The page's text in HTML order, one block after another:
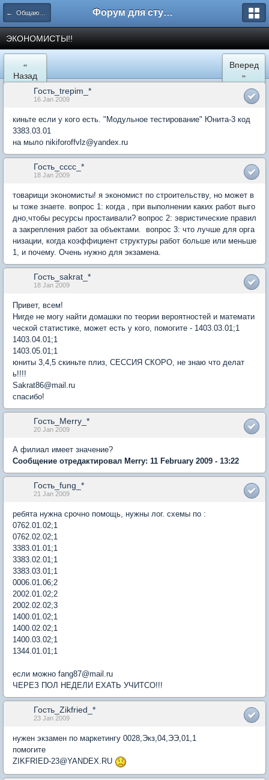
← Общаются экономисты Форум для студента СГА
ЭКОНОМИСТЫ!!
«
Назад
Вперед
»
Гость_trepim_*
16 Jan 2009
киньте если у кого есть. "Модульное тестирование" Юнита-3 код
3383.03.01
на мыло nikiforoffvlz@yandex.ru
Гость_сссс_*
18 Jan 2009
товарищи экономисты! я экономист по строительству, но может в
ы тоже знаете. вопрос 1: когда , при выполнении каких работ выго
дно,чтобы ресурсы простаивали? вопрос 2: эвристические правил
а закрепления работ за объектами. вопрос 3: что лучше для орга
низации, когда коэффициент структуры работ больше или меньше
1, и почему. Очень нужно для экзамена.
Гость_sakrat_*
18 Jan 2009
Привет, всем!
Нигде не могу найти домашки по теории вероятностей и математи
ческой статистике, может есть у кого, помогите - 1403.03.01;1
1403.04.01;1
1403.05.01;1
юниты 3,4,5 скиньте плиз, СЕССИЯ СКОРО, не знаю что делат
ь!!!!
Sakrat86@mail.ru
спасибо!
Гость_Merry_*
20 Jan 2009
А филиал имеет значение?
Сообщение отредактировал Merry: 11 February 2009 - 13:22
Гость_fung_*
21 Jan 2009
ребята нужна срочно помощь, нужны лог. схемы по :
0762.01.02;1
0762.02.02;1
3383.01.01;1
3383.02.01;1
3383.03.01;1
0006.01.06;2
2002.01.02;2
2002.02.02;3
1400.01.02;1
1400.02.02;1
1400.03.02;1
1344.01.01;1
если можно fang87@mail.ru
ЧЕРЕЗ ПОЛ НЕДЕЛИ ЕХАТЬ УЧИТСО!!!
Гость_Zikfried_*
23 Jan 2009
нужен экзамен по маркетингу 0028,Экз,04,ЭЭ,01,1
помогите
ZIKFRIED-23@YANDEX.RU